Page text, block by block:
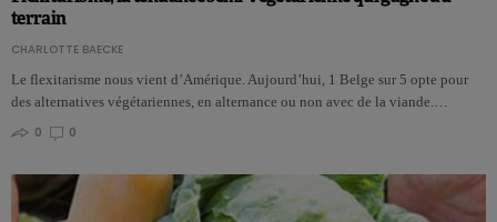
terrain
CHARLOTTE BAECKE
Le flexitarisme nous vient d’Amérique. Aujourd’hui, 1 Belge sur 5 opte pour
des alternatives végétariennes, en alternance ou non avec de la viande.…
0
0